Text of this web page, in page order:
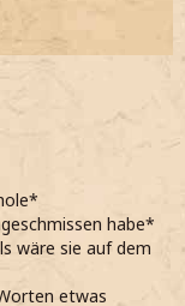
habe*
wäre sie auf dem
etwas